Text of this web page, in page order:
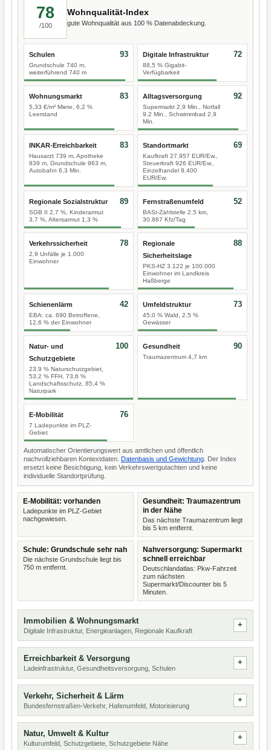
78
/100
Wohnqualität-Index
gute Wohnqualität aus 100 % Datenabdeckung.
Schulen
Grundschule 740 m,
weiterführend 740 m
93 Digitale Infrastruktur
88,5 % Gigabit-
Verfügbarkeit
72
Wohnungsmarkt
5,33 €/m² Miete, 6,2 %
Leerstand
83 Alltagsversorgung
Supermarkt 2,9 Min., Notfall
9,2 Min., Schwimmbad 2,9
Min.
92
INKAR-Erreichbarkeit
Hausarzt 739 m, Apotheke
839 m, Grundschule 963 m,
Autobahn 6,3 Min.
83 Standortmarkt
Kaufkraft 27.957 EUR/Ew.,
Steuerkraft 926 EUR/Ew.,
Einzelhandel 8.400
EUR/Ew.
69
Regionale Sozialstruktur
SGB II 2,7 %, Kinderarmut
3,7 %, Altersarmut 1,3 %
89 Fernstraßenumfeld
BASt-Zählstelle 2,5 km,
30.867 Kfz/Tag
52
Verkehrssicherheit
2,9 Unfälle je 1.000
Einwohner
78
Regionale
Sicherheitslage
PKS-HZ 3.122 je 100.000
Einwohner im Landkreis
Haßberge
88
Schienenlärm
EBA: ca. 690 Betroffene,
12,6 % der Einwohner
42 Umfeldstruktur
45,0 % Wald, 2,5 %
Gewässer
73
Natur- und
Schutzgebiete
23,9 % Naturschutzgebiet,
53,2 % FFH, 73,6 %
Landschaftsschutz, 85,4 %
Naturpark
100 Gesundheit
Traumazentrum 4,7 km
90
E-Mobilität
7 Ladepunkte im PLZ-
Gebiet
76
Automatischer Orientierungswert aus amtlichen und öffentlich
nachvollziehbaren Kontextdaten. Datenbasis und Gewichtung . Der Index
ersetzt keine Besichtigung, kein Verkehrswertgutachten und keine
individuelle Standortprüfung.
E-Mobilität: vorhanden
Ladepunkte im PLZ-Gebiet
nachgewiesen.
Gesundheit: Traumazentrum
in der Nähe
Das nächste Traumazentrum liegt
bis 5 km entfernt.
Schule: Grundschule sehr nah
Die nächste Grundschule liegt bis
750 m entfernt.
Nahversorgung: Supermarkt
schnell erreichbar
Deutschlandatlas: Pkw-Fahrzeit
zum nächsten
Supermarkt/Discounter bis 5
Minuten.
Immobilien & Wohnungsmarkt
Digitale Infrastruktur, Energieanlagen, Regionale Kaufkraft
Erreichbarkeit & Versorgung
Ladeinfrastruktur, Gesundheitsversorgung, Schulen
Verkehr, Sicherheit & Lärm
Bundesfernstraßen-Verkehr, Hafenumfeld, Motorisierung
Natur, Umwelt & Kultur
Kulturumfeld, Schutzgebiete, Schutzgebiete Nähe